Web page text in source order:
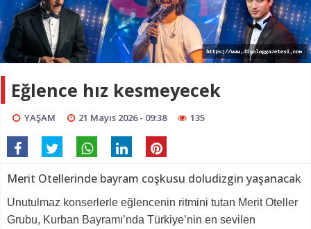
Eğlence hız kesmeyecek
YAŞAM 21 Mayıs 2026 - 09:38 135
Merit Otellerinde bayram coşkusu doludizgin yaşanacak
Unutulmaz konserlerle eğlencenin ritmini tutan Merit Oteller
Grubu, Kurban Bayramı’nda Türkiye’nin en sevilen